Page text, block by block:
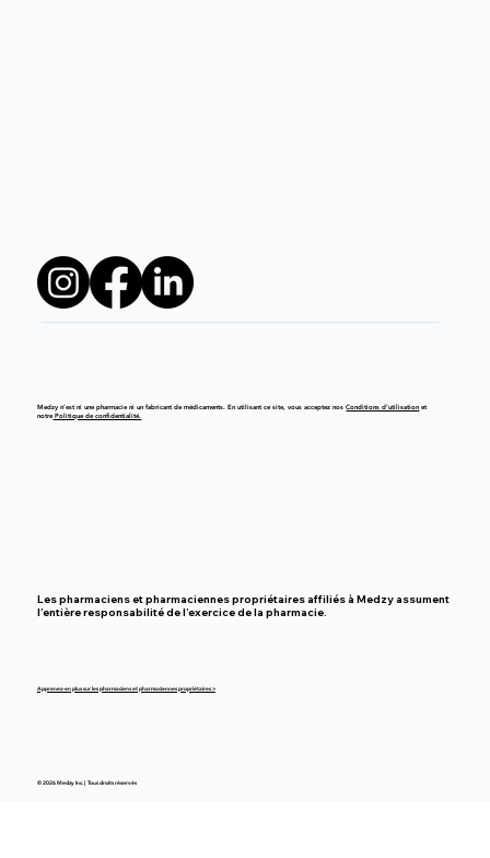
© 2026 Medzy Inc. | Tous droits réservés
Apprenez-en plus sur les pharmaciens et pharmaciennes propriétaires >
Les pharmaciens et pharmaciennes propriétaires affiliés à Medzy assument
l’entière responsabilité de l’exercice de la pharmacie.
Medzy n’est ni une pharmacie ni un fabricant de médicaments. En utilisant ce site, vous acceptez nosConditions d’utilisation et
notrePolitique de confidentialité.